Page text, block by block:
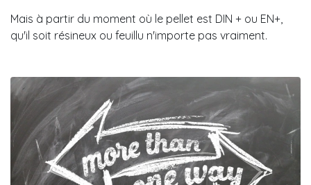
Mais à partir du moment où le pellet est DIN + ou EN+,
qu'il soit résineux ou feuillu n'importe pas vraiment.